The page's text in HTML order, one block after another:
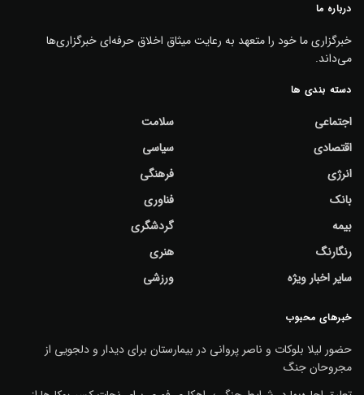
درباره ما
خبرگزاری ما خود را متعهد به رعایت میثاق اخلاق حرفه‌ای خبرگزاری‌ها
می‌داند.
دسته بندی ها
اجتماعی
اقتصادی
انرژی
بانک
بیمه
رنگارنگ
سایر اخبار ویژه
سلامت
سیاسی
فرهنگی
فناوری
گردشگری
هنری
ورزشی
خبرهای محبوب
حضور لیلا بلوکات و ناصر پروانی در بیمارستان برای دیدار و دلجویی از
مجروحان جنگ